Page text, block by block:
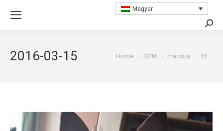
Magyar
2016-03-15 You are here:
Home 2016 március 15